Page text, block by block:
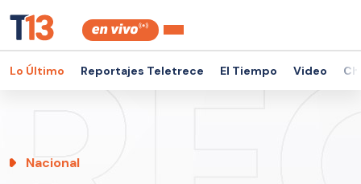
Lo Último Reportajes Teletrece El Tiempo Video
Nacional